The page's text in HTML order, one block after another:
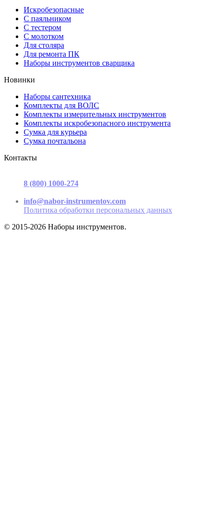
Искробезопасные
С паяльником
С тестером
С молотком
Для столяра
Для ремонта ПК
Наборы инструментов сварщика
Новинки
Наборы сантехника
Комплекты для ВОЛС
Комплекты измерительных инструментов
Комплекты искробезопасного инструмента
Сумка для курьера
Сумка почтальона
Контакты
8 (800) 1000-274
info@nabor-instrumentov.com
Политика обработки персональных данных
© 2015-2026 Наборы инструментов.